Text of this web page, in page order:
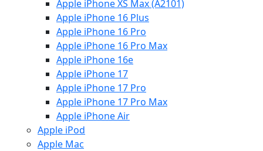
Apple iPhone XS Max (A2101)
Apple iPhone 16 Plus
Apple iPhone 16 Pro
Apple iPhone 16 Pro Max
Apple iPhone 16e
Apple iPhone 17
Apple iPhone 17 Pro
Apple iPhone 17 Pro Max
Apple iPhone Air
Apple iPod
Apple Mac